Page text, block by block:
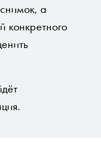
а
конкретного